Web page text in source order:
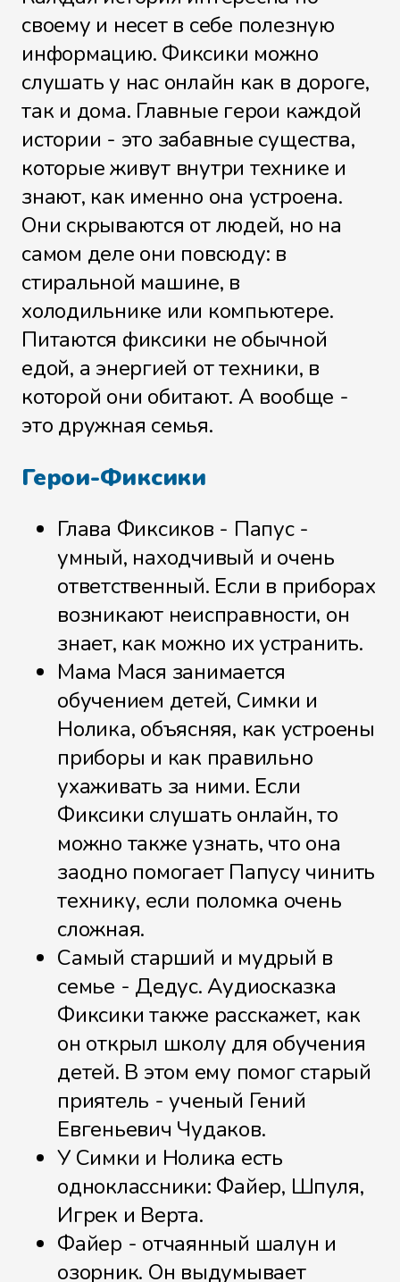
Копилка
Кораблик
Короткое замыкание
Лом
Лупа
Манипулятор
Микрофон
Мультик
Музыкальная шкатулка
Ночник
Огнетушитель
Пластилин
Провода
своему и несет в себе полезную
информацию. Фиксики можно
слушать у нас онлайн как в дороге,
так и дома. Главные герои каждой
истории - это забавные существа,
которые живут внутри технике и
знают, как именно она устроена.
Они скрываются от людей, но на
самом деле они повсюду: в
стиральной машине, в
холодильнике или компьютере.
Питаются фиксики не обычной
едой, а энергией от техники, в
которой они обитают. А вообще -
это дружная семья.
Герои-Фиксики
Глава Фиксиков - Папус -
умный, находчивый и очень
ответственный. Если в приборах
возникают неисправности, он
знает, как можно их устранить.
Мама Мася занимается
обучением детей, Симки и
Нолика, объясняя, как устроены
приборы и как правильно
ухаживать за ними. Если
Фиксики слушать онлайн, то
можно также узнать, что она
заодно помогает Папусу чинить
технику, если поломка очень
сложная.
Самый старший и мудрый в
семье - Дедус. Аудиосказка
Фиксики также расскажет, как
он открыл школу для обучения
детей. В этом ему помог старый
приятель - ученый Гений
Евгеньевич Чудаков.
У Симки и Нолика есть
одноклассники: Файер, Шпуля,
Игрек и Верта.
Файер - отчаянный шалун и
озорник. Он выдумывает